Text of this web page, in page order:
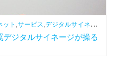
ット ,サービス,デジタルサイネージ
ジタルサイネージが操る